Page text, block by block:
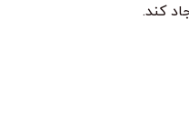
کند.